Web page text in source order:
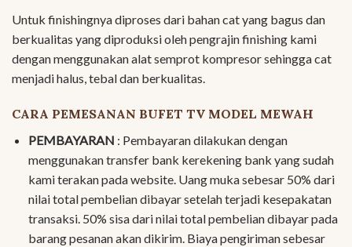
Untuk finishingnya diproses dari bahan cat yang bagus dan
berkualitas yang diproduksi oleh pengrajin finishing kami
dengan menggunakan alat semprot kompresor sehingga cat
menjadi halus, tebal dan berkualitas.
CARA PEMESANAN BUFET TV MODEL MEWAH
PEMBAYARAN : Pembayaran dilakukan dengan
menggunakan transfer bank kerekening bank yang sudah
kami terakan pada website. Uang muka sebesar 50% dari
nilai total pembelian dibayar setelah terjadi kesepakatan
transaksi. 50% sisa dari nilai total pembelian dibayar pada
barang pesanan akan dikirim. Biaya pengiriman sebesar